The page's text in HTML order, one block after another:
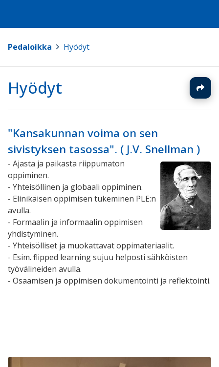
Pedaloikka Hyödyt
Hyödyt
"Kansakunnan voima on sen
sivistyksen tasossa". ( J.V. Snellman )
- Ajasta ja paikasta riippumaton
oppiminen.
- Yhteisöllinen ja globaali oppiminen.
- Elinikäisen oppimisen tukeminen PLE:n
avulla.
- Formaalin ja informaalin oppimisen
yhdistyminen.
- Yhteisölliset ja muokattavat oppimateriaalit.
- Esim. flipped learning sujuu helposti sähköisten
työvälineiden avulla.
- Osaamisen ja oppimisen dokumentointi ja reflektointi.